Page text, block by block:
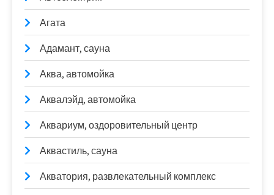
Агата
Адамант, сауна
Аква, автомойка
Аквалэйд, автомойка
Аквариум, оздоровительный центр
Аквастиль, сауна
Акватория, развлекательный комплекс